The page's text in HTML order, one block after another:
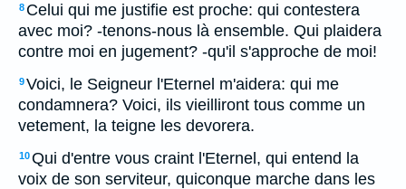
8 Celui qui me justifie est proche: qui contestera
avec moi? -tenons-nous là ensemble. Qui plaidera
contre moi en jugement? -qu'il s'approche de moi!
9Voici, le Seigneur l'Eternel m'aidera: qui me
condamnera? Voici, ils vieilliront tous comme un
vetement, la teigne les devorera.
10Qui d'entre vous craint l'Eternel, qui entend la
voix de son serviteur, quiconque marche dans les